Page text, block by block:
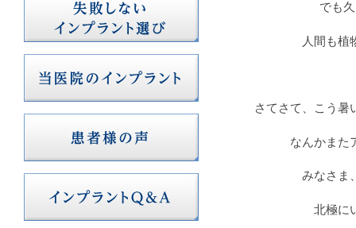
でも
人間も植
さてさて、こう暑
なんかまた
みなさま
北極に